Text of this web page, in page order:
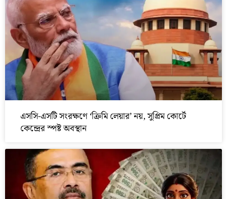
এসসি-এসটি সংরক্ষণে ‘ক্রিমি লেয়ার’ নয়, সুপ্রিম কোর্টে
কেন্দ্রের স্পষ্ট অবস্থান